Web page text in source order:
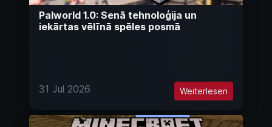
Palworld 1.0: Senā tehnoloģija un
iekārtas vēlīnā spēles posmā
31 Jul 2026 Weiterlesen